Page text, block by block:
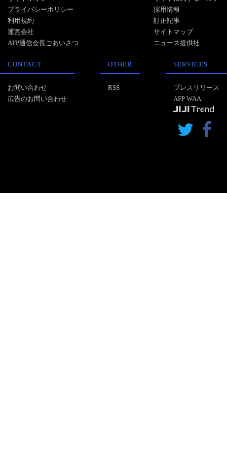
プライバシーポリシー
利用規約
運営会社
AFP通信会長ごあいさつ
採用情報
訂正記事
サイトマップ
ニュース提供社
CONTACT
お問い合わせ
広告のお問い合わせ
OTHER
RSS
SERVICES
プレスリリース
AFP WAA